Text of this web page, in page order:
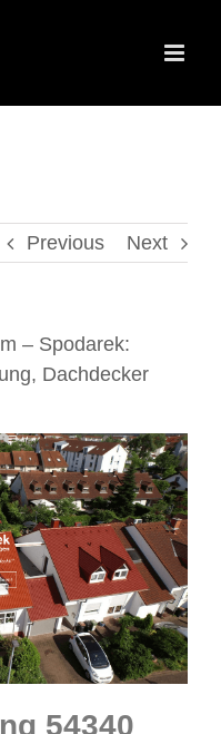
Previous Next
– Spodarek:
Dachdecker
54340